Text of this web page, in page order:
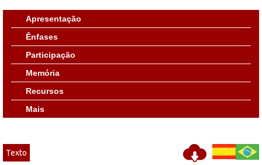
Apresentação
Ênfases
Participação
Memória
Recursos
Mais
Texto